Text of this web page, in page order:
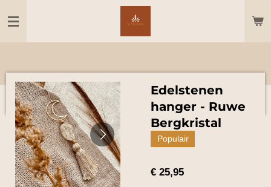
direct
Edelstenen
hanger - Ruwe
Bergkristal
Populair
€ 25,95